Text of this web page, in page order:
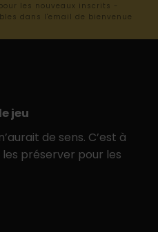
les nouveaux inscrits -
dans l'email de bienvenue
jeu
de sens. C’est à
préserver pour les